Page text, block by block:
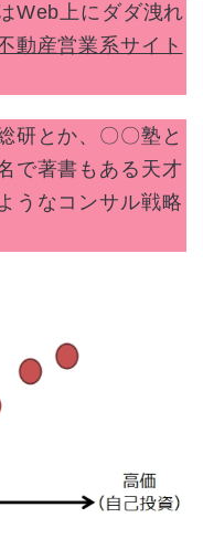
Web上にダダ洩れ
動産営業系サイト
研とか、〇〇塾と
で著書もある天才
うなコンサル戦略